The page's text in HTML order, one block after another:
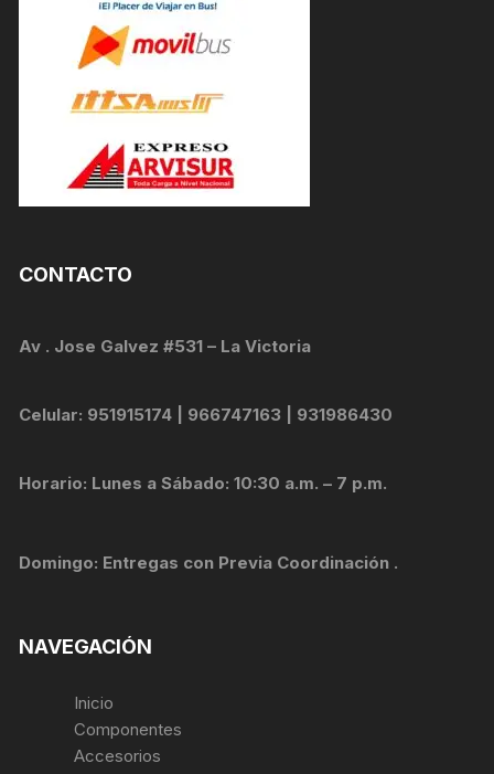
CONTACTO
Av . Jose Galvez #531 – La Victoria
Celular: 951915174 | 966747163 | 931986430
Horario: Lunes a Sábado: 10:30 a.m. – 7 p.m.
Domingo: Entregas con Previa Coordinación .
NAVEGACIÓN
Inicio
Componentes
Accesorios